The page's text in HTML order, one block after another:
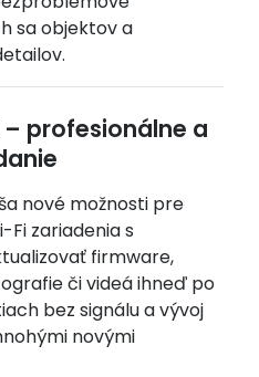
sa objektov a
– profesionálne a
nové možnosti pre
Fi zariadenia s
firmware,
či videá ihneď po
bez signálu a vývoj
novými